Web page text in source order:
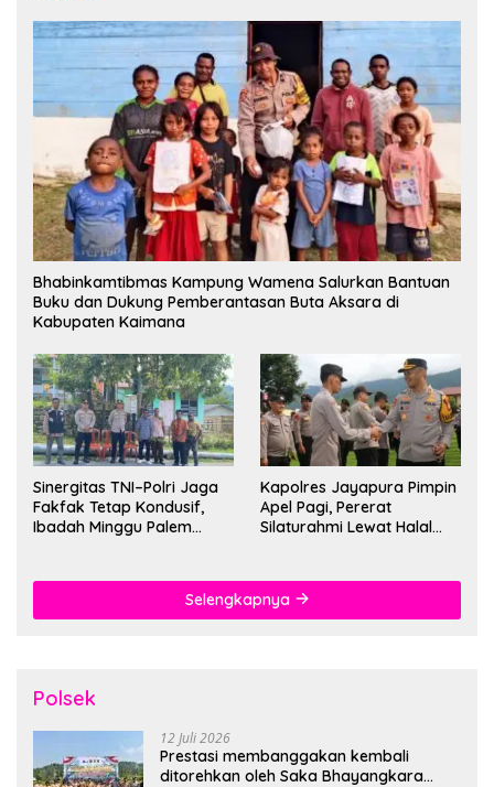
Bhabinkamtibmas Kampung Wamena Salurkan Bantuan
Buku dan Dukung Pemberantasan Buta Aksara di
Kabupaten Kaimana
Sinergitas TNI–Polri Jaga
Fakfak Tetap Kondusif,
Ibadah Minggu Palem
Kapolres Jayapura Pimpin
Apel Pagi, Pererat
Silaturahmi Lewat Halal
Selengkapnya
Polsek
12 Juli 2026
Prestasi membanggakan kembali
ditorehkan oleh Saka Bhayangkara